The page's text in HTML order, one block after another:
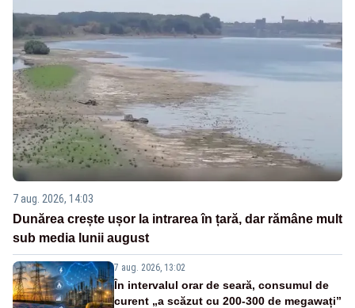
7 aug. 2026, 14:03
Dunărea crește ușor la intrarea în țară, dar rămâne mult
sub media lunii august
7 aug. 2026, 13:02
În intervalul orar de seară, consumul de
curent „a scăzut cu 200-300 de megawați”